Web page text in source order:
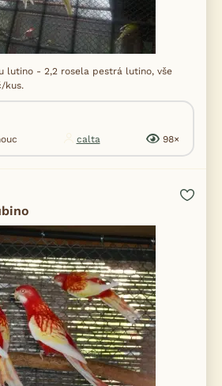
lutino - 2,2 rosela pestrá lutino, vše
kus.
calta 98×